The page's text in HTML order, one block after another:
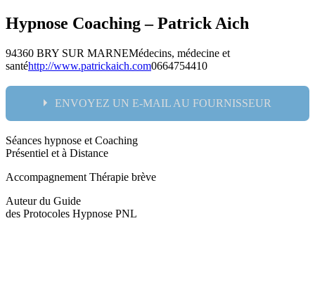
Hypnose Coaching – Patrick Aich
94360 BRY SUR MARNEMédecins, médecine et
santéhttp://www.patrickaich.com0664754410
ENVOYEZ UN E-MAIL AU FOURNISSEUR
Nom:
Message:
Séances hypnose et Coaching
Présentiel et à Distance
Accompagnement Thérapie brève
Auteur du Guide
des Protocoles Hypnose PNL